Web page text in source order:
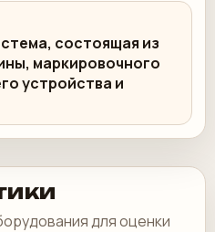
состоящая из
маркировочного
устройства и
для оценки